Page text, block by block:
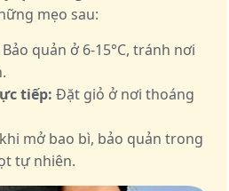
mẹo sau:
Bảo quản ở 6-15°C, tránh nơi
tiếp: Đặt giỏ ở nơi thoáng
mở bao bì, bảo quản trong
tự nhiên.